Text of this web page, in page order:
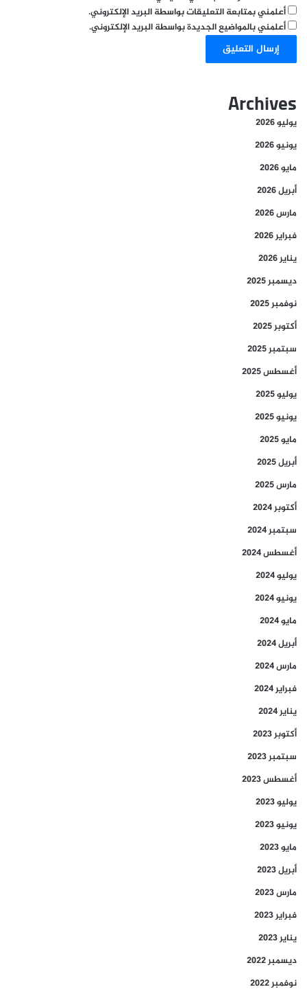
أعلمني بمتابعة التعليقات بواسطة البريد الإلكتروني.
أعلمني بالمواضيع الجديدة بواسطة البريد الإلكتروني.
Archives
يوليو 2026
يونيو 2026
مايو 2026
أبريل 2026
مارس 2026
فبراير 2026
يناير 2026
ديسمبر 2025
نوفمبر 2025
أكتوبر 2025
سبتمبر 2025
أغسطس 2025
يوليو 2025
يونيو 2025
مايو 2025
أبريل 2025
مارس 2025
أكتوبر 2024
سبتمبر 2024
أغسطس 2024
يوليو 2024
يونيو 2024
مايو 2024
أبريل 2024
مارس 2024
فبراير 2024
يناير 2024
أكتوبر 2023
سبتمبر 2023
أغسطس 2023
يوليو 2023
يونيو 2023
مايو 2023
أبريل 2023
مارس 2023
فبراير 2023
يناير 2023
ديسمبر 2022
نوفمبر 2022